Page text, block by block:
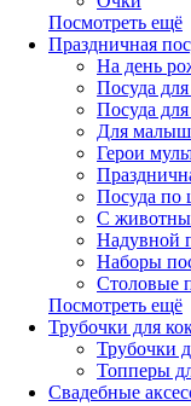
Посмотреть ещё
Праздничная
На день
Посуда
Посуда
Для
Герои
Посуда по
С
Надувной
Наборы
Столовые
Посмотреть ещё
Трубочки для
Трубочки
Топперы
Свадебные